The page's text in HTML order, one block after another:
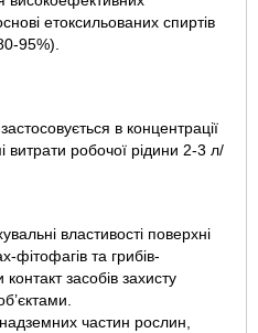
етоксильованих спиртів
95%).
в концентрації
робочої рідини 2-3 л/
властивості поверхні
фітофагів та грибів-
засобів захисту
частин рослин,